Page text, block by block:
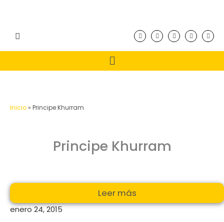
Inicio» Principe Khurram
Principe Khurram
enero 24, 2015
Leer más